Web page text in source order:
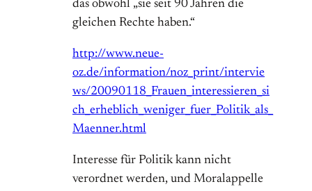
das obwohl „sie seit 90 Jahren die
gleichen Rechte haben.“
http://www.neue-
oz.de/information/noz_print/intervie
ws/20090118_Frauen_interessieren_si
ch_erheblich_weniger_fuer_Politik_als_
Maenner.html
Interesse für Politik kann nicht
verordnet werden, und Moralappelle